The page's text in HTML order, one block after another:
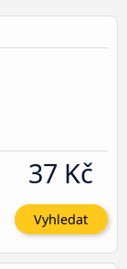
37 Kč
Vyhledat